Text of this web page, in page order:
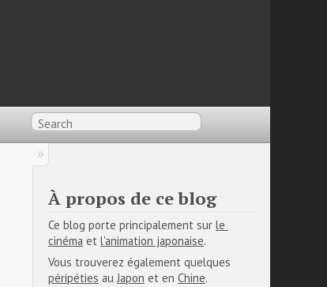
À propos de ce blog
Ce blog porte principalement sur le
cinéma et l'animation japonaise.
Vous trouverez également quelques
péripéties auJapon et en Chine.